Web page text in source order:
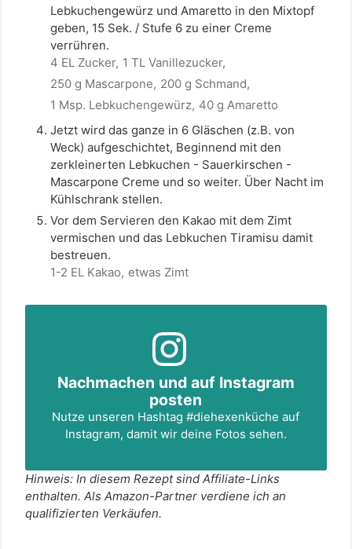
Lebkuchengewürz und Amaretto in den Mixtopf
geben, 15 Sek. / Stufe 6 zu einer Creme
verrühren.
4 EL Zucker, 1 TL Vanillezucker,
250 g Mascarpone, 200 g Schmand,
1 Msp. Lebkuchengewürz, 40 g Amaretto
Jetzt wird das ganze in 6 Gläschen (z.B. von
Weck) aufgeschichtet, Beginnend mit den
zerkleinerten Lebkuchen - Sauerkirschen -
Mascarpone Creme und so weiter. Über Nacht im
Kühlschrank stellen.
Vor dem Servieren den Kakao mit dem Zimt
vermischen und das Lebkuchen Tiramisu damit
bestreuen.
1-2 EL Kakao, etwas Zimt
Nachmachen und auf Instagram
posten
Nutze unseren Hashtag#diehexenküche auf
Instagram, damit wir deine Fotos sehen.
Hinweis: In diesem Rezept sind Affiliate-Links
enthalten. Als Amazon-Partner verdiene ich an
qualifizierten Verkäufen.